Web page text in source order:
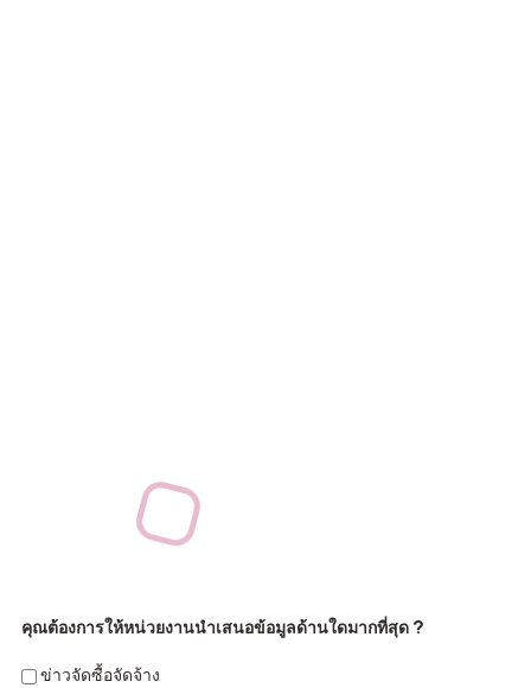
คุณต้องการให้หน่วยงานนำเสนอข้อมูลด้านใดมากที่สุด ?
ข่าวจัดซื้อจัดจ้าง